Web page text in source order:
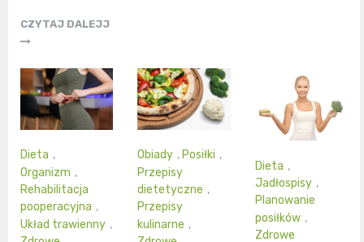
CZYTAJ DALEJJ
Dieta ,
Organizm ,
Rehabilitacja
pooperacyjna ,
Układ trawienny ,
Obiady , Posiłki ,
Przepisy
dietetyczne ,
Przepisy
kulinarne ,
Dieta ,
Jadłospisy ,
Planowanie
posiłków ,
Zdrowe